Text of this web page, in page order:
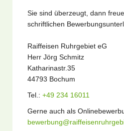
Sie sind überzeugt, dann
schriftlichen
Raiffeisen Ruhrgebiet eG
Herr Jörg Schmitz
Katharinastr.35
44793 Bochum
Tel.: +49 234 16011
Gerne auch als